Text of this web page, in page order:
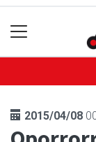
2015/04/08